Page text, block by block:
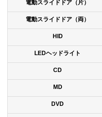
電動スライドドア（片）
電動スライドドア（両）
HID
LEDヘッドライト
CD
MD
DVD